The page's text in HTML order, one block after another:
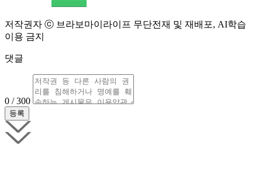
저작권자 ⓒ 브라보마이라이프 무단전재 및 재배포, AI학습
이용 금지
댓글
0 / 300